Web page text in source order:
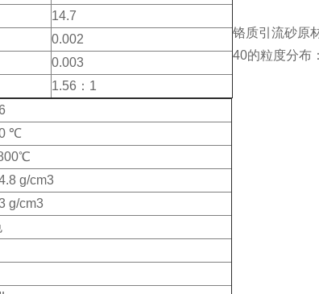
14.7
0.002
0.003
1.56：1
℃
g/cm3
g/cm3
铬质引流砂原
40的粒度分布：